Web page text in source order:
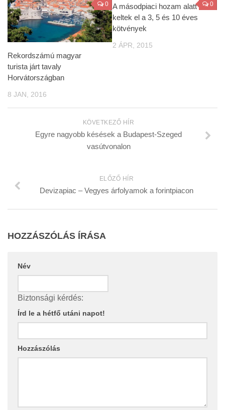
0
Rekordszámú magyar
turista járt tavaly
Horvátországban
8 JAN, 2016
0
A másodpiaci hozam alatt
keltek el a 3, 5 és 10 éves
kötvények
2 ÁPR, 2015
KÖVETKEZŐ HÍR
Egyre nagyobb késések a Budapest-Szeged
vasútvonalon
ELŐZŐ HÍR
Devizapiac – Vegyes árfolyamok a forintpiacon
HOZZÁSZÓLÁS ÍRÁSA
Név
Biztonsági kérdés:
Írd le a hétfő utáni napot!
Hozzászólás